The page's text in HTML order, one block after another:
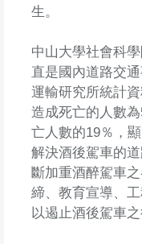
生。
中山大學社會科
直是國內道路交
運輸研究所統計
造成死亡的人數
亡人數的19％，
解決酒後駕車的
斷加重酒醉駕車
締、教育宣導、
以遏止酒後駕車之